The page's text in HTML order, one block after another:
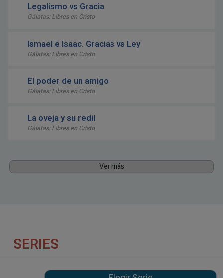
Legalismo vs Gracia
Gálatas: Libres en Cristo
Ismael e Isaac. Gracias vs Ley
Gálatas: Libres en Cristo
El poder de un amigo
Gálatas: Libres en Cristo
La oveja y su redil
Gálatas: Libres en Cristo
Ver más
SERIES